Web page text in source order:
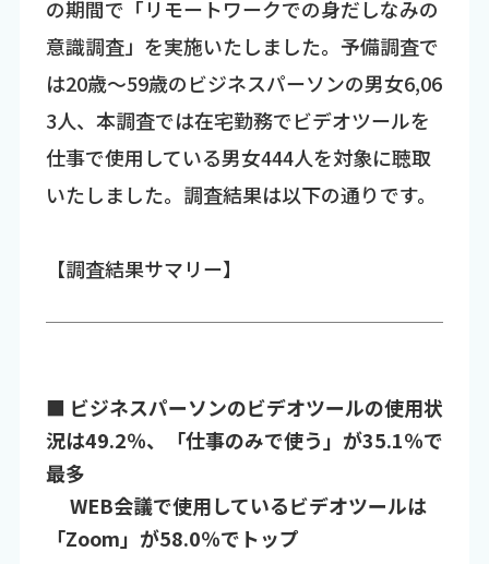
の期間で「リモートワークでの身だしなみの
意識調査」を実施いたしました。予備調査で
は20歳～59歳のビジネスパーソンの男女6,06
3人、本調査では在宅勤務でビデオツールを
仕事で使用している男女444人を対象に聴取
いたしました。調査結果は以下の通りです。
【調査結果サマリー】
■ ビジネスパーソンのビデオツールの使用状
況は49.2％、「仕事のみで使う」が35.1％で
最多
WEB会議で使用しているビデオツールは
「Zoom」が58.0％でトップ